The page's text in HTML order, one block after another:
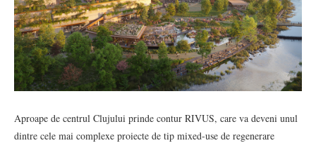
Aproape de centrul Clujului prinde contur RIVUS, care va deveni unul
dintre cele mai complexe proiecte de tip mixed-use de regenerare